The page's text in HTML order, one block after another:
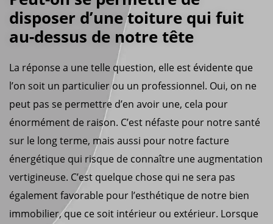
disposer d’une toiture qui fuit
au-dessus de notre tête
La réponse a une telle question, elle est évidente que
l’on soit un particulier ou un professionnel. Oui, on ne
peut pas se permettre d’en avoir une, cela pour
énormément de raison. C’est néfaste pour notre santé
sur le long terme, mais aussi pour notre facture
énergétique qui risque de connaître une augmentation
vertigineuse. C’est quelque chose qui ne sera pas
également favorable pour l’esthétique de notre bien
immobilier, que ce soit intérieur ou extérieur. Lorsque